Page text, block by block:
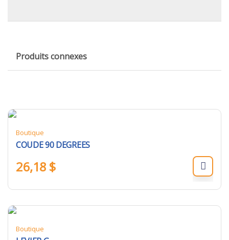
Produits connexes
Boutique
COUDE 90 DEGREES
26,18 $
Boutique